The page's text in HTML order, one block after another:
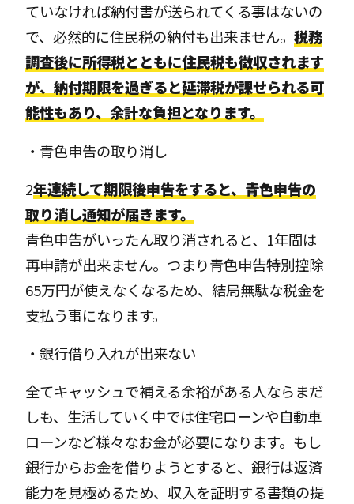
ていなければ納付書が送られてくる事はないの
で、必然的に住民税の納付も出来ません。税務
調査後に所得税とともに住民税も徴収されます
が、納付期限を過ぎると延滞税が課せられる可
能性もあり、余計な負担となります。
・青色申告の取り消し
2年連続して期限後申告をすると、青色申告の
取り消し通知が届きます。
青色申告がいったん取り消されると、1年間は
再申請が出来ません。つまり青色申告特別控除
65万円が使えなくなるため、結局無駄な税金を
支払う事になります。
・銀行借り入れが出来ない
全てキャッシュで補える余裕がある人ならまだ
しも、生活していく中では住宅ローンや自動車
ローンなど様々なお金が必要になります。もし
銀行からお金を借りようとすると、銀行は返済
能力を見極めるため、収入を証明する書類の提